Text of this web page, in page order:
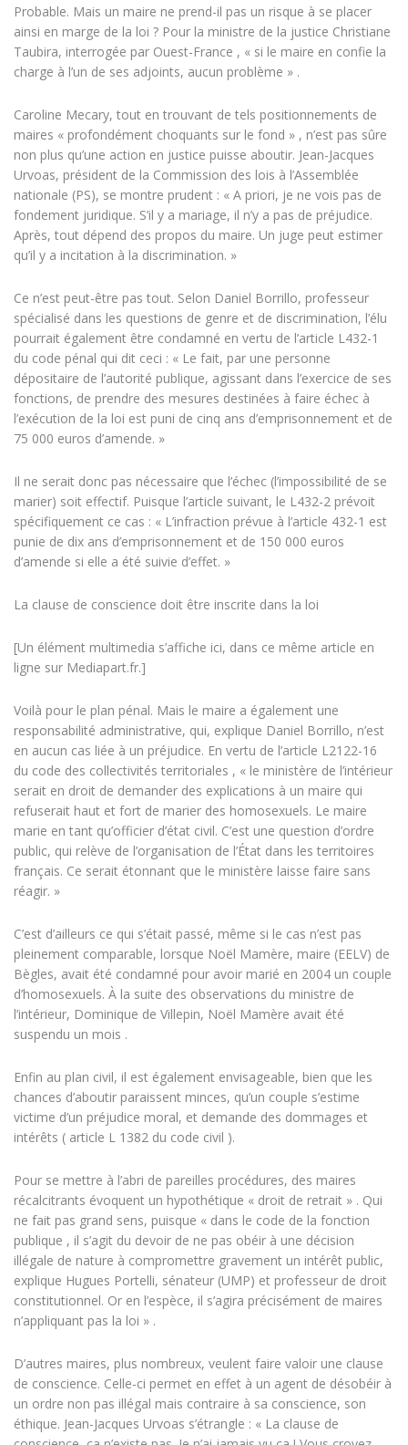
Probable. Mais un maire ne prend-il pas un risque à se placer
ainsi en marge de la loi ? Pour la ministre de la justice Christiane
Taubira, interrogée par Ouest-France , « si le maire en confie la
charge à l’un de ses adjoints, aucun problème » .
Caroline Mecary, tout en trouvant de tels positionnements de
maires « profondément choquants sur le fond » , n’est pas sûre
non plus qu’une action en justice puisse aboutir. Jean-Jacques
Urvoas, président de la Commission des lois à l’Assemblée
nationale (PS), se montre prudent : « A priori, je ne vois pas de
fondement juridique. S’il y a mariage, il n’y a pas de préjudice.
Après, tout dépend des propos du maire. Un juge peut estimer
qu’il y a incitation à la discrimination. »
Ce n’est peut-être pas tout. Selon Daniel Borrillo, professeur
spécialisé dans les questions de genre et de discrimination, l’élu
pourrait également être condamné en vertu de l’article L432-1
du code pénal qui dit ceci : « Le fait, par une personne
dépositaire de l’autorité publique, agissant dans l’exercice de ses
fonctions, de prendre des mesures destinées à faire échec à
l’exécution de la loi est puni de cinq ans d’emprisonnement et de
75 000 euros d’amende. »
Il ne serait donc pas nécessaire que l’échec (l’impossibilité de se
marier) soit effectif. Puisque l’article suivant, le L432-2 prévoit
spécifiquement ce cas : « L’infraction prévue à l’article 432-1 est
punie de dix ans d’emprisonnement et de 150 000 euros
d’amende si elle a été suivie d’effet. »
La clause de conscience doit être inscrite dans la loi
[Un élément multimedia s’affiche ici, dans ce même article en
ligne sur Mediapart.fr.]
Voilà pour le plan pénal. Mais le maire a également une
responsabilité administrative, qui, explique Daniel Borrillo, n’est
en aucun cas liée à un préjudice. En vertu de l’article L2122-16
du code des collectivités territoriales , « le ministère de l’intérieur
serait en droit de demander des explications à un maire qui
refuserait haut et fort de marier des homosexuels. Le maire
marie en tant qu’officier d’état civil. C’est une question d’ordre
public, qui relève de l’organisation de l’État dans les territoires
français. Ce serait étonnant que le ministère laisse faire sans
réagir. »
C’est d’ailleurs ce qui s’était passé, même si le cas n’est pas
pleinement comparable, lorsque Noël Mamère, maire (EELV) de
Bègles, avait été condamné pour avoir marié en 2004 un couple
d’homosexuels. À la suite des observations du ministre de
l’intérieur, Dominique de Villepin, Noël Mamère avait été
suspendu un mois .
Enfin au plan civil, il est également envisageable, bien que les
chances d’aboutir paraissent minces, qu’un couple s’estime
victime d’un préjudice moral, et demande des dommages et
intérêts ( article L 1382 du code civil ).
Pour se mettre à l’abri de pareilles procédures, des maires
récalcitrants évoquent un hypothétique « droit de retrait » . Qui
ne fait pas grand sens, puisque « dans le code de la fonction
publique , il s’agit du devoir de ne pas obéir à une décision
illégale de nature à compromettre gravement un intérêt public,
explique Hugues Portelli, sénateur (UMP) et professeur de droit
constitutionnel. Or en l’espèce, il s’agira précisément de maires
n’appliquant pas la loi » .
D’autres maires, plus nombreux, veulent faire valoir une clause
de conscience. Celle-ci permet en effet à un agent de désobéir à
un ordre non pas illégal mais contraire à sa conscience, son
éthique. Jean-Jacques Urvoas s’étrangle : « La clause de